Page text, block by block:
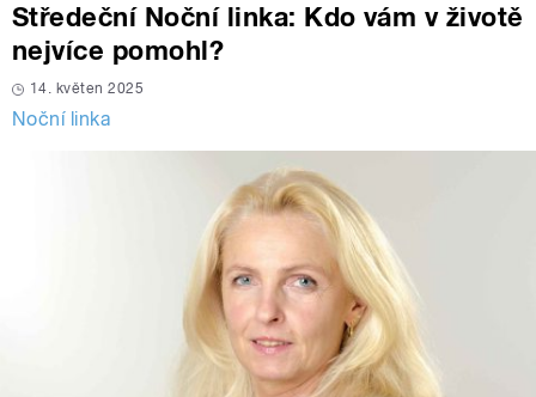
Středeční Noční linka: Kdo vám v životě
nejvíce pomohl?
14. květen 2025
Noční linka